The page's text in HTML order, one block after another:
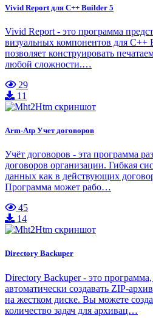
Vivid Report для C++ Builder 5
Vivid Report - это программа
визуальных компонентов для C++
позволяет конструировать
любой сложности.…
29
11
Arm-Atp Учет договоров
Учёт договоров - эта программа
договоров организации. Гибкая
данных как в действующих
Программа может рабо…
45
14
Directory Backuper
Directory Backuper - это
автоматически создавать ZIP-
на жестком диске. Вы можете
количество задач для архивац…